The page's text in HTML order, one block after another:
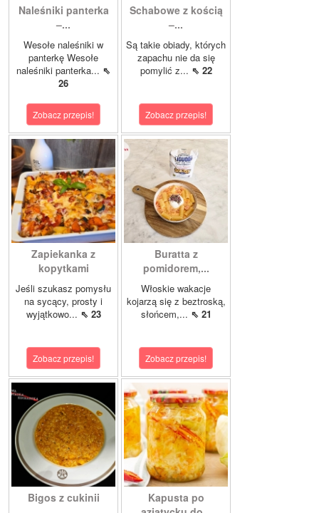
Naleśniki panterka
–...
Wesołe naleśniki w
panterkę Wesołe
naleśniki panterka... ⇖
26
Zobacz przepis!
Schabowe z kością
–...
Są takie obiady, których
zapachu nie da się
pomylić z... ⇖ 22
Zobacz przepis!
Zapiekanka z
kopytkami
Jeśli szukasz pomysłu
na sycący, prosty i
wyjątkowo... ⇖ 23
Zobacz przepis!
Buratta z
pomidorem,...
Włoskie wakacje
kojarzą się z beztroską,
słońcem,... ⇖ 21
Zobacz przepis!
Bigos z cukinii
Kapusta po